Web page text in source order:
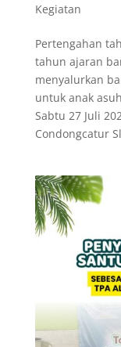
Kegiatan
Pertengahan
tahun ajaran
menyalurkan
untuk anak
Sabtu 27 Juli
Condongcatur